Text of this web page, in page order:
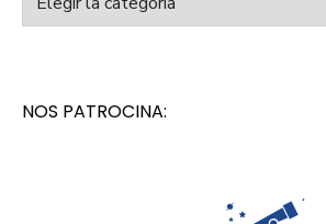
NOS PATROCINA: